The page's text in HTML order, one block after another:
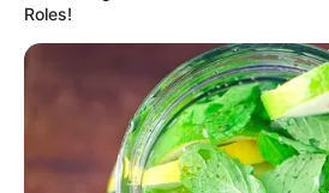
Die attraktivsten
Vorschläge für Urlaubsziele
Roles!